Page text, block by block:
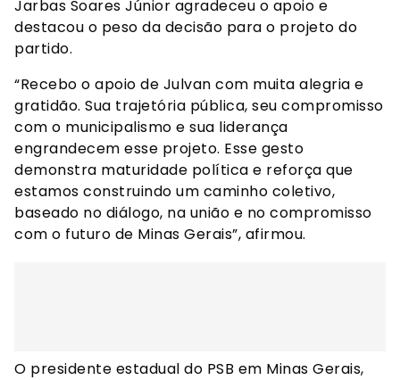
Jarbas Soares Júnior agradeceu o apoio e
destacou o peso da decisão para o projeto do
partido.
“Recebo o apoio de Julvan com muita alegria e
gratidão. Sua trajetória pública, seu compromisso
com o municipalismo e sua liderança
engrandecem esse projeto. Esse gesto
demonstra maturidade política e reforça que
estamos construindo um caminho coletivo,
baseado no diálogo, na união e no compromisso
com o futuro de Minas Gerais”, afirmou.
O presidente estadual do PSB em Minas Gerais,